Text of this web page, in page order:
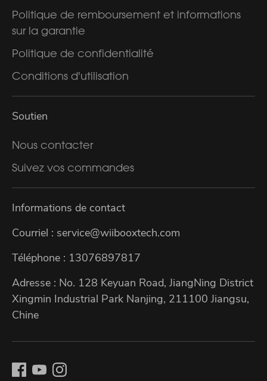
Politique de remboursement et informations
sur la garantie
Politique de confidentialité
Conditions d'utilisation
Soutien
Nous contacter
Suivez vos commandes
Informations de contact
Courriel : service@wiibooxtech.com
Téléphone : 13076897817
Adresse : No. 128 Keyuan Road, JiangNing District
Xingmin Industrial Park Nanjing, 211100 Jiangsu,
Chine